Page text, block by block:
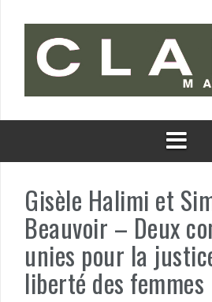
Gisèle Halimi et
Beauvoir – Deux
unies pour la
liberté des femmes